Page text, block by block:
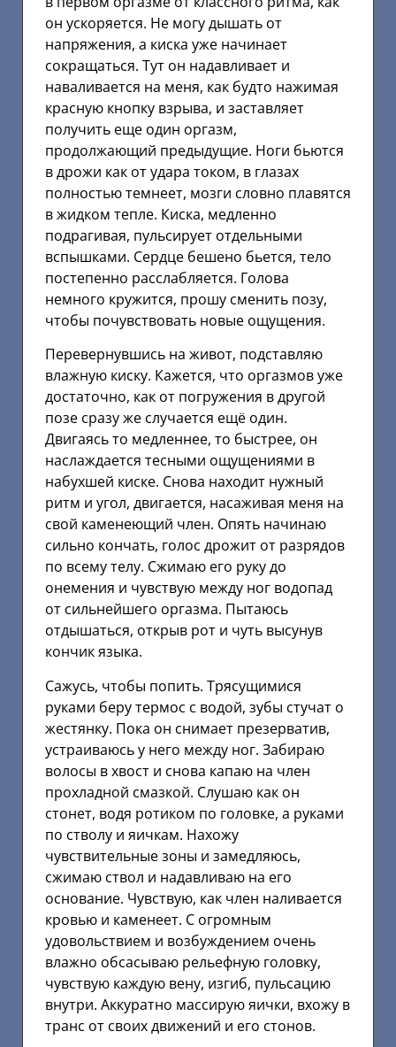
он ускоряется. Не могу дышать от
напряжения, а киска уже начинает
сокращаться. Тут он надавливает и
наваливается на меня, как будто нажимая
красную кнопку взрыва, и заставляет
получить еще один оргазм,
продолжающий предыдущие. Ноги бьются
в дрожи как от удара током, в глазах
полностью темнеет, мозги словно плавятся
в жидком тепле. Киска, медленно
подрагивая, пульсирует отдельными
вспышками. Сердце бешено бьется, тело
постепенно расслабляется. Голова
немного кружится, прошу сменить позу,
чтобы почувствовать новые ощущения.
Перевернувшись на живот, подставляю
влажную киску. Кажется, что оргазмов уже
достаточно, как от погружения в другой
позе сразу же случается ещё один.
Двигаясь то медленнее, то быстрее, он
наслаждается тесными ощущениями в
набухшей киске. Снова находит нужный
ритм и угол, двигается, насаживая меня на
свой каменеющий член. Опять начинаю
сильно кончать, голос дрожит от разрядов
по всему телу. Сжимаю его руку до
онемения и чувствую между ног водопад
от сильнейшего оргазма. Пытаюсь
отдышаться, открыв рот и чуть высунув
кончик языка.
Сажусь, чтобы попить. Трясущимися
руками беру термос с водой, зубы стучат о
жестянку. Пока он снимает презерватив,
устраиваюсь у него между ног. Забираю
волосы в хвост и снова капаю на член
прохладной смазкой. Слушаю как он
стонет, водя ротиком по головке, а руками
по стволу и яичкам. Нахожу
чувствительные зоны и замедляюсь,
сжимаю ствол и надавливаю на его
основание. Чувствую, как член наливается
кровью и каменеет. С огромным
удовольствием и возбуждением очень
влажно обсасываю рельефную головку,
чувствую каждую вену, изгиб, пульсацию
внутри. Аккуратно массирую яички, вхожу в
транс от своих движений и его стонов.